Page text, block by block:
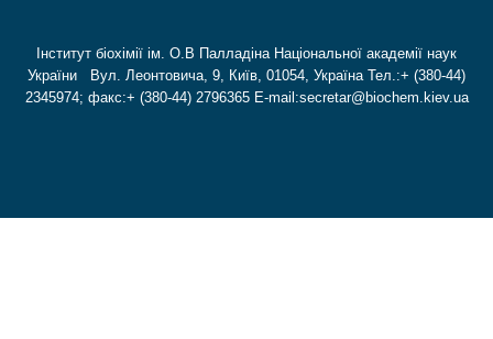
Інститут біохімії ім. О.В Палладіна Національної академії наук
України Вул. Леонтовича, 9, Київ, 01054, Україна Тел.:+ (380-44)
2345974; факс:+ (380-44) 2796365 E-mail:secretar@biochem.kiev.ua